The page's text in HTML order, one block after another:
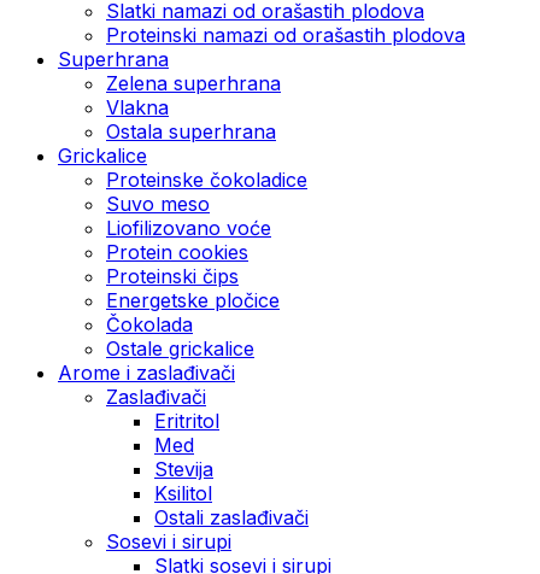
Slatki namazi od orašastih plodova
Proteinski namazi od orašastih plodova
Superhrana
Zelena superhrana
Vlakna
Ostala superhrana
Grickalice
Proteinske čokoladice
Suvo meso
Liofilizovano voće
Protein cookies
Proteinski čips
Energetske pločice
Čokolada
Ostale grickalice
Arome i zaslađivači
Zaslađivači
Eritritol
Med
Stevija
Ksilitol
Ostali zaslađivači
Sosevi i sirupi
Slatki sosevi i sirupi